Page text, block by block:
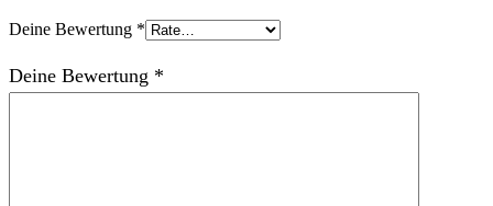
Deine Bewertung *
Deine Bewertung *